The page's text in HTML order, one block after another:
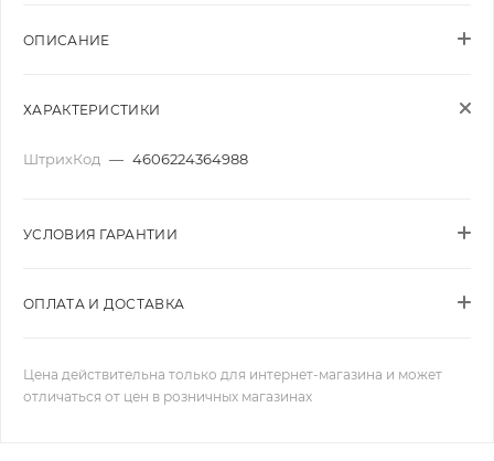
ОПИСАНИЕ
ХАРАКТЕРИСТИКИ
ШтрихКод — 4606224364988
УСЛОВИЯ ГАРАНТИИ
ОПЛАТА И ДОСТАВКА
Цена действительна только для интернет-магазина и может
отличаться от цен в розничных магазинах